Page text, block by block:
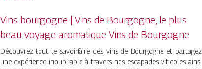
Vins bourgogne | Vins de Bourgogne, le plus
beau voyage aromatique Vins de Bourgogne
Découvrez tout le savoirfaire des vins de Bourgogne et partagez
une expérience inoubliable à travers nos escapades viticoles ainsi